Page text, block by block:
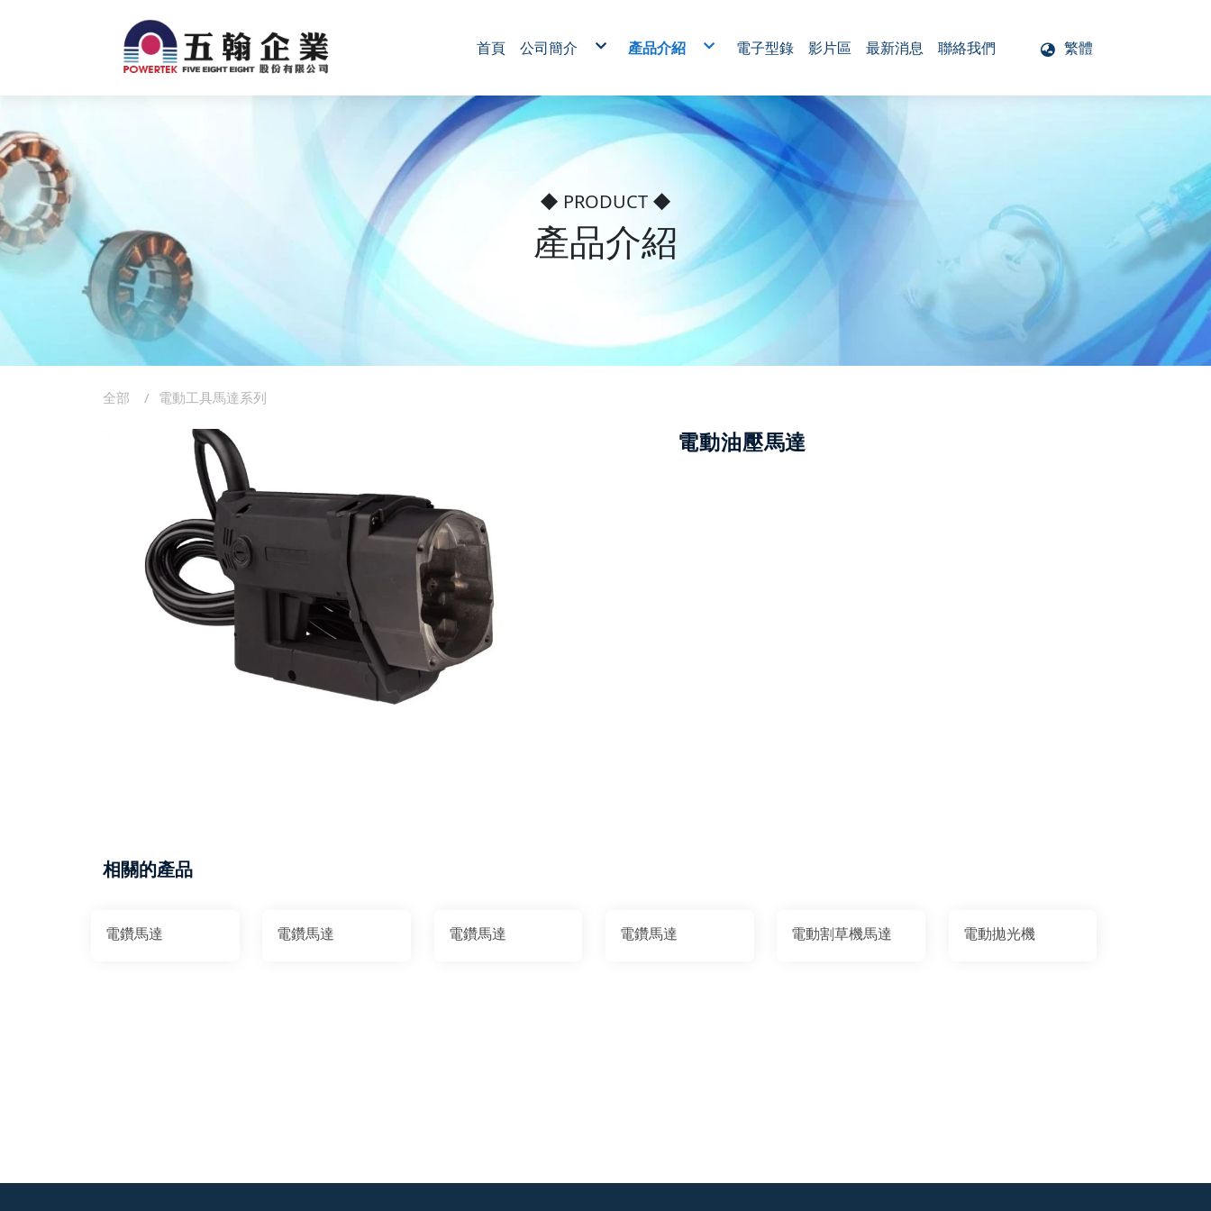
繁體
首頁 公司簡介 產品介紹
家電馬達系列
醫療用馬達系列
電動工具馬達系列
電動捲門升降馬達系列
機械馬達系列
噴粉絕緣加工
馬達鐵管烤漆代工
電子型錄 影片區 最新消息 聯絡我們
◆ PRODUCT ◆
產品介紹
電動油壓馬達
相關的產品
電鑽馬達 電鑽馬達 電鑽馬達 電鑽馬達 電動割草機馬達 電動拋光機
全部 電動工具馬達系列